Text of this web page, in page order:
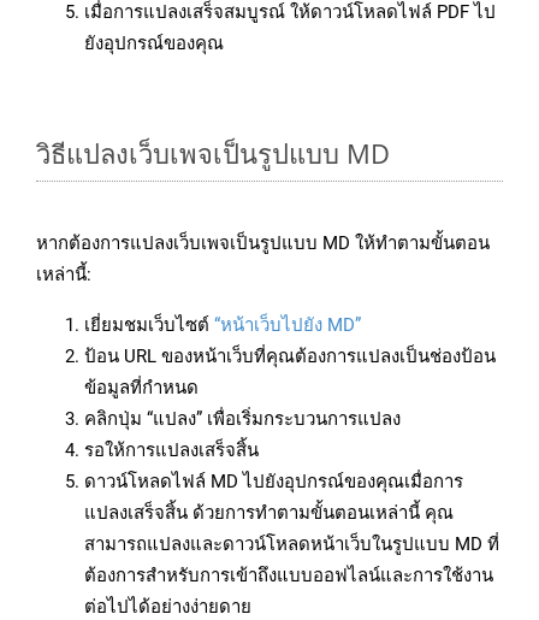
เมื่อการแปลงเสร็จสมบูรณ์ ให้ดาวน์โหลดไฟล์ PDF ไป
ยังอุปกรณ์ของคุณ
วิธีแปลงเว็บเพจเป็นรูปแบบ MD
หากต้องการแปลงเว็บเพจเป็นรูปแบบ MD ให้ทำตามขั้นตอน
เหล่านี้:
เยี่ยมชมเว็บไซต์ “หน้าเว็บไปยัง MD”
ป้อน URL ของหน้าเว็บที่คุณต้องการแปลงเป็นช่องป้อน
ข้อมูลที่กำหนด
คลิกปุ่ม “แปลง” เพื่อเริ่มกระบวนการแปลง
รอให้การแปลงเสร็จสิ้น
ดาวน์โหลดไฟล์ MD ไปยังอุปกรณ์ของคุณเมื่อการ
แปลงเสร็จสิ้น ด้วยการทำตามขั้นตอนเหล่านี้ คุณ
สามารถแปลงและดาวน์โหลดหน้าเว็บในรูปแบบ MD ที่
ต้องการสำหรับการเข้าถึงแบบออฟไลน์และการใช้งาน
ต่อไปได้อย่างง่ายดาย